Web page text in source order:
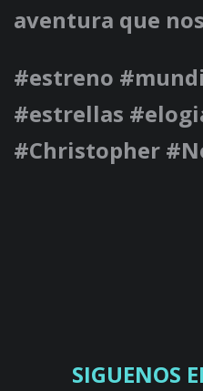
aventura que
#estreno
#estrellas
#Christopher
SIGUENOS